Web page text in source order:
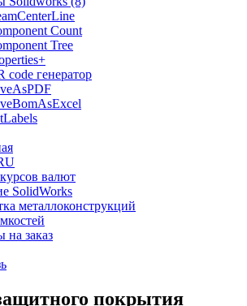
Count
Tree
code генератор
валют
SolidWorks
металлоконструкций
на заказ
покрытия